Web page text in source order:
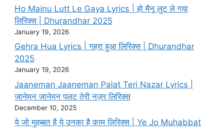
Ho Mainu Lutt Le Gaya Lyrics | हो मैनू लुट ले गया
लिरिक्स | Dhurandhar 2025
January 19, 2026
Gehra Hua Lyrics | गहरा हुआ लिरिक्स | Dhurandhar
2025
January 19, 2026
Jaaneman Jaaneman Palat Teri Nazar Lyrics |
जानेमन जानेमन पलट तेरी नज़र लिरिक्स
December 10, 2025
ये जो मुहब्बत है ये उनका है काम लिरिक्स | Ye Jo Muhabbat